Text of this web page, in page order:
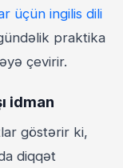
üçün ingilis dili
gündəlik praktika
çevirir.
idman
göstərir ki,
diqqət